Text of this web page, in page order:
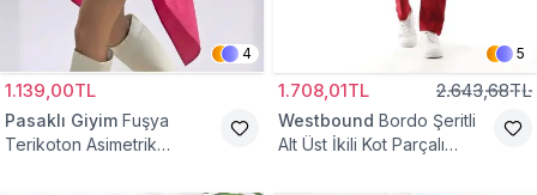
4
1.139,00TL
Pasaklı Giyim Fuşya
Terikoton Asimetrik
5
1.708,01TL 2.643,68TL
Westbound Bordo Şeritli
Alt Üst İkili Kot Parçalı